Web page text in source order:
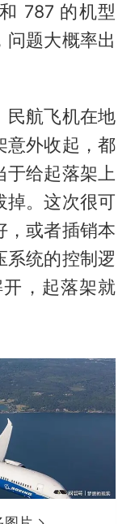
787 的机型
问题大概率出
民航飞机在地
意外收起，都
于给起落架上
掉。这次很可
，或者插销本
系统的控制逻
，起落架就